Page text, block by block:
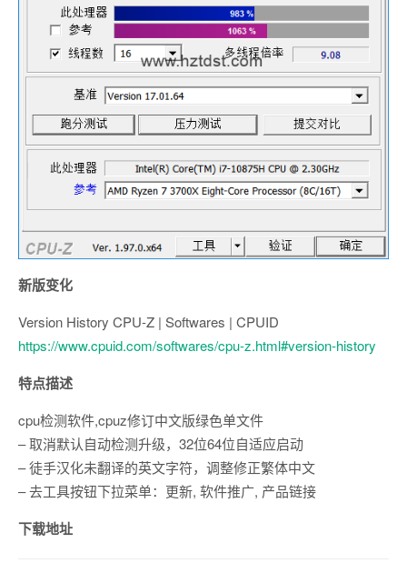
新版变化
Version History CPU-Z | Softwares | CPUID
https://www.cpuid.com/softwares/cpu-z.html#version-history
特点描述
cpu检测软件,cpuz修订中文版绿色单文件
– 取消默认自动检测升级，32位64位自适应启动
– 徒手汉化未翻译的英文字符，调整修正繁体中文
– 去工具按钮下拉菜单：更新, 软件推广, 产品链接
下载地址